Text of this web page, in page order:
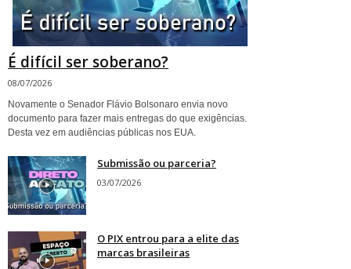
É difícil ser soberano?
08/07/2026
Novamente o Senador Flávio Bolsonaro envia novo
documento para fazer mais entregas do que exigências.
Desta vez em audiências públicas nos EUA.
Submissão ou parceria?
03/07/2026
O PIX entrou para a elite das
marcas brasileiras